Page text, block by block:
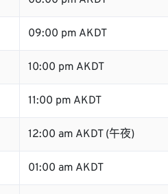
09:00 pm AKDT
10:00 pm AKDT
11:00 pm AKDT
12:00 am AKDT (午夜)
01:00 am AKDT